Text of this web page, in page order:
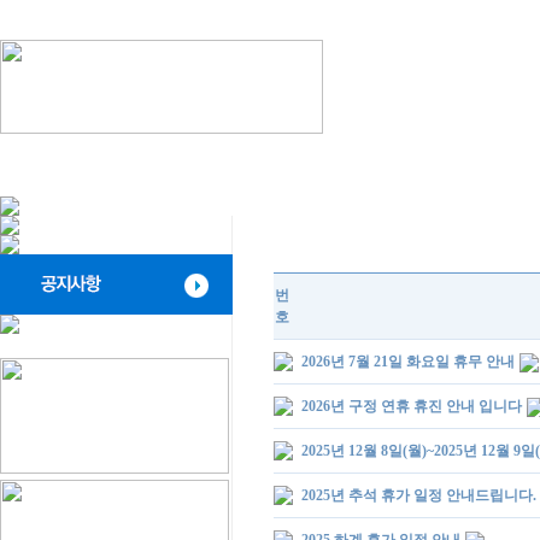
번
호
2026년 7월 21일 화요일 휴무 안내
2026년 구정 연휴 휴진 안내 입니다
2025년 12월 8일(월)~2025년 12월 9
2025년 추석 휴가 일정 안내드립니다.